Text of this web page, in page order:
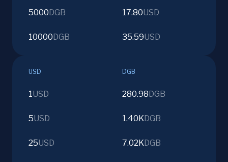
5000 DGB 17.80USD
10000 DGB 35.59USD
USD DGB
1USD 280.98 DGB
5USD 1.40KDGB
25USD 7.02KDGB